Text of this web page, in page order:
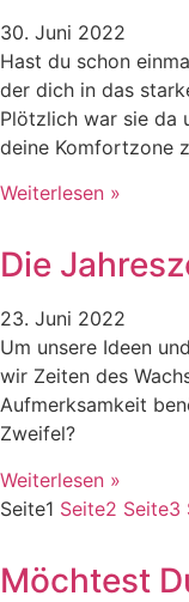
30. Juni 2022
Hast du schon
der dich in das
Plötzlich war sie da
deine Komfortzone
Weiterlesen »
Die
23. Juni 2022
Um unsere Ideen
wir Zeiten des
Aufmerksamkeit
Zweifel?
Weiterlesen »
Seite1 Seite2 Seite3
Möchtest